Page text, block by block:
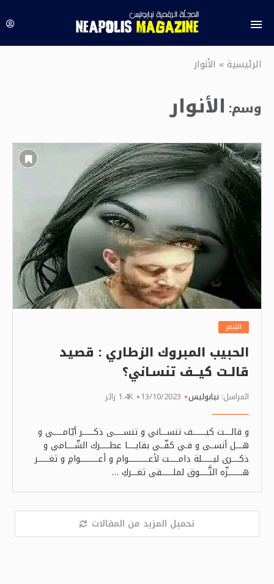
الرئيسية» الأنوار
وسم: الأنوار
الشِعر
الحبيب المبروك الزطاري : قصيد
قالــت كيـــف تنسـاني؟
المراسل: نيابوليس 13/10/2023 1.4K زائر
و قالــــت كيـــــــف تنســـاني و تنســـــى ذكــــــر أيّامـــــي و
هــــل أنســى و فـي كفّــي بقايــــا عطـــــرك الشّــــامي و
ذكــــرى ليــــــلة دامـــــت لأعـــــــــــوام و أعــــــــــوامِ و ثغــــــر
هــــــــزّه التَّـــــوق لملــــــقى ثغـــركِ …
تحميل المزيد من المقالات